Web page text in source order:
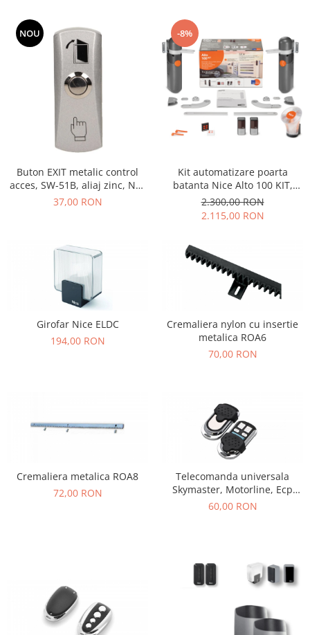
NOU
Buton EXIT metalic control
acces, SW-51B, aliaj zinc, NO,
pentru deschidere usa,
37,00 RON
-8%
Kit automatizare poarta
batanta Nice Alto 100 KIT,
24V, 100Nm, 2 motoare,
telecomanda, fotocelule,
lampa semnalizare
2.300,00 RON
2.115,00 RON
Girofar Nice ELDC
194,00 RON
Cremaliera nylon cu insertie
metalica ROA6
70,00 RON
Cremaliera metalica ROA8
72,00 RON
Telecomanda universala
Skymaster, Motorline, Ecp
Code1, Ecp Code2
60,00 RON